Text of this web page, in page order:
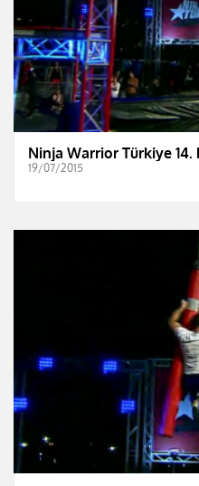
Ninja Warrior Türkiye 14.
19/07/2015